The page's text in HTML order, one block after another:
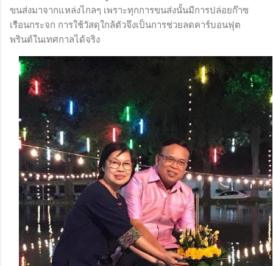
ขนส่งมาจากแหล่งไกลๆ เพราะทุกการขนส่งนั้นมีการปล่อยก๊าซ
เรือนกระจก การใช้วัสดุใกล้ตัวจึงเป็นการช่วยลดคาร์บอนฟุต
พรินต์ในเทศกาลได้จริง